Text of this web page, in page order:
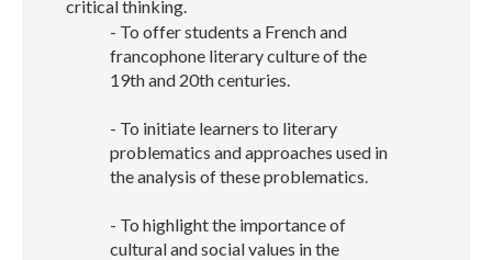
critical thinking.
- To offer students a French and
francophone literary culture of the
19th and 20th centuries.
- To initiate learners to literary
problematics and approaches used in
the analysis of these problematics.
- To highlight the importance of
cultural and social values in the